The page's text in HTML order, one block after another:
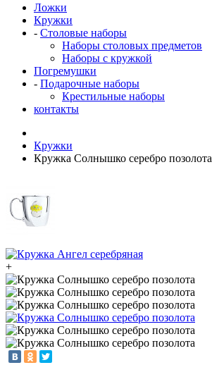
Ложки
Кружки
- Столовые наборы
Наборы столовых предметов
Наборы с кружкой
Погремушки
- Подарочные наборы
Крестильные наборы
контакты
Кружки
Кружка Солнышко серебро позолота
+